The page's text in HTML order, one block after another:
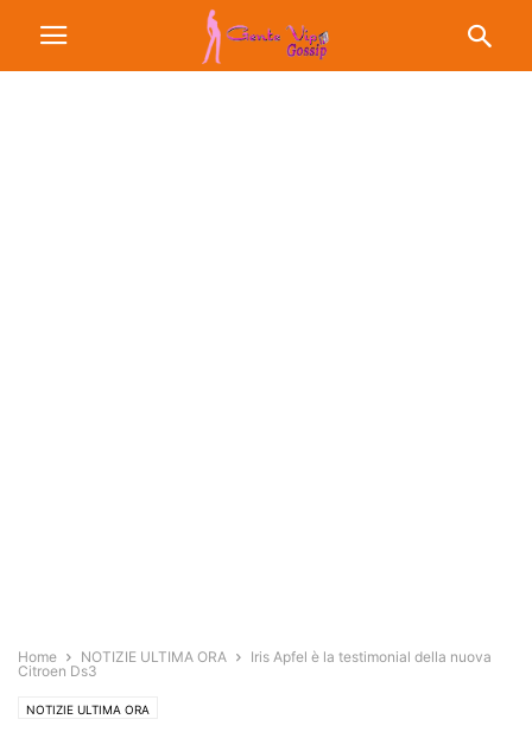
Home NOTIZIE ULTIMA ORA
Iris Apfel è la testimonial della nuova
Citroen Ds3
NOTIZIE ULTIMA ORA